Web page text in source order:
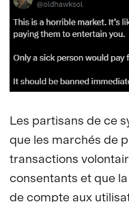
Les partisans de ce
que les marchés de
transactions
consentants et que
de compte aux